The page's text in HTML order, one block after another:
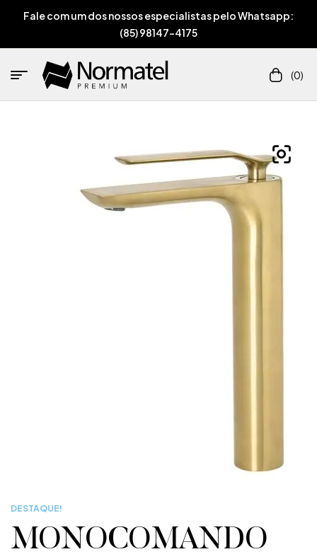
Fale com um dos nossos especialistas pelo Whatsapp:
(85) 98147-4175
(0)
DESTAQUE!
MONOCOMANDO